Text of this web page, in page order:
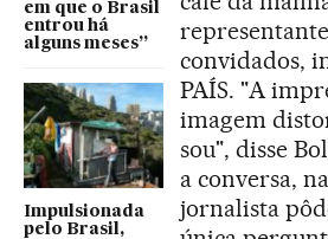
em que o Brasil
entrou há
alguns meses”
Impulsionada
pelo Brasil,
convidados,
PAÍS. "A
imagem
sou", disse
a conversa,
jornalista